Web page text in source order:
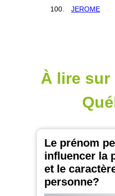
100.
JEROME
À lire sur
Le prénom
influencer la
et le
personne?